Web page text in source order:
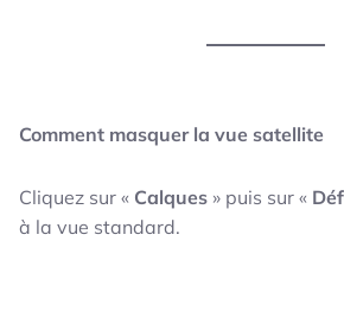
Comment masquer la vue satellite
Cliquez sur « Calques » puis sur «
à la vue standard.